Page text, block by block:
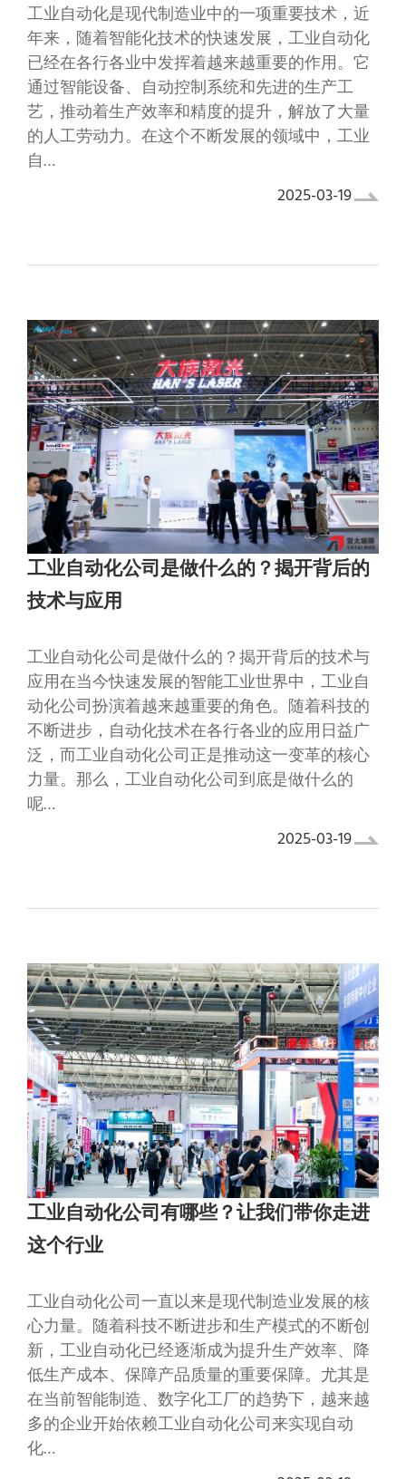
工业自动化是现代制造业中的一项重要技术，近
年来，随着智能化技术的快速发展，工业自动化
已经在各行各业中发挥着越来越重要的作用。它
通过智能设备、自动控制系统和先进的生产工
艺，推动着生产效率和精度的提升，解放了大量
的人工劳动力。在这个不断发展的领域中，工业
自…
2025-03-19
工业自动化公司是做什么的？揭开背后的
技术与应用
工业自动化公司是做什么的？揭开背后的技术与
应用在当今快速发展的智能工业世界中，工业自
动化公司扮演着越来越重要的角色。随着科技的
不断进步，自动化技术在各行各业的应用日益广
泛，而工业自动化公司正是推动这一变革的核心
力量。那么，工业自动化公司到底是做什么的
呢…
2025-03-19
工业自动化公司有哪些？让我们带你走进
这个行业
工业自动化公司一直以来是现代制造业发展的核
心力量。随着科技不断进步和生产模式的不断创
新，工业自动化已经逐渐成为提升生产效率、降
低生产成本、保障产品质量的重要保障。尤其是
在当前智能制造、数字化工厂的趋势下，越来越
多的企业开始依赖工业自动化公司来实现自动
化…